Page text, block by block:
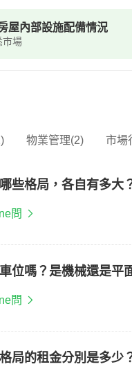
屋內部設施配備情況
市場
物業管理(2) 市場
些格局，各自有多大
問
位嗎？是機械還是平
問
局的租金分別是多少